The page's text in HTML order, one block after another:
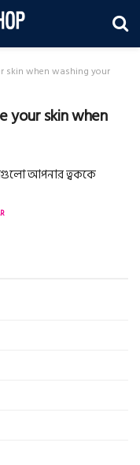
skin when washing your
your skin when
আপনার ত্বককে